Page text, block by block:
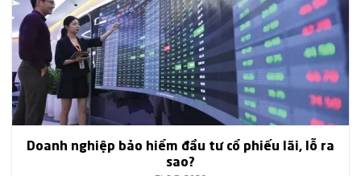
Doanh nghiệp bảo hiểm đầu tư cổ phiếu lãi, lỗ ra
sao?